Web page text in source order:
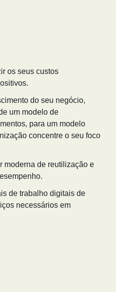
os seus custos
do seu negócio,
um modelo de
para um modelo
concentre o seu foco
moderna de reutilização e
de trabalho digitais de
necessários em